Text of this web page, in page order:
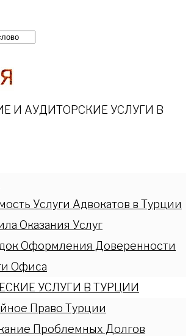
И АУДИТОРСКИЕ УСЛУГИ В
Услуги Адвокатов в Турции
Оказания Услуг
Оформления Доверенности
Офиса
УСЛУГИ В ТУРЦИИ
Право Турции
Проблемных Долгов